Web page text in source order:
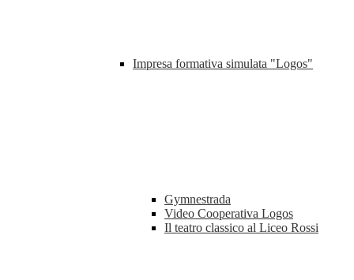
Impresa formativa simulata "Logos"
Gymnestrada
Video Cooperativa Logos
Il teatro classico al Liceo Rossi